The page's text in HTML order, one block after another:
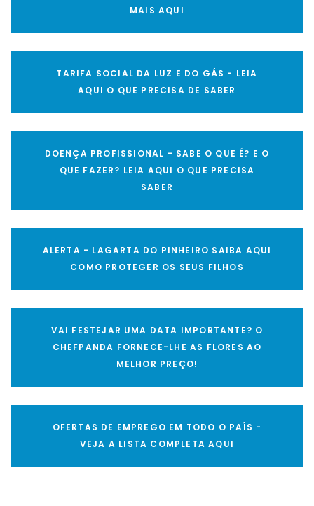
MAIS AQUI
TARIFA SOCIAL DA LUZ E DO GÁS - LEIA
AQUI O QUE PRECISA DE SABER
DOENÇA PROFISSIONAL - SABE O QUE É? E O
QUE FAZER? LEIA AQUI O QUE PRECISA
SABER
ALERTA - LAGARTA DO PINHEIRO SAIBA AQUI
COMO PROTEGER OS SEUS FILHOS
VAI FESTEJAR UMA DATA IMPORTANTE? O
CHEFPANDA FORNECE-LHE AS FLORES AO
MELHOR PREÇO!
OFERTAS DE EMPREGO EM TODO O PAÍS -
VEJA A LISTA COMPLETA AQUI